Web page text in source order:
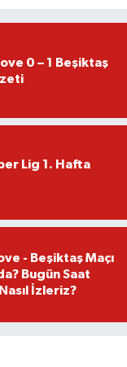
0 – 1 Beşiktaş
Lig 1. Hafta
- Beşiktaş Maçı
Bugün Saat
İzleriz?